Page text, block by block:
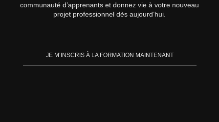
communauté d’apprenants et donnez vie à votre nouveau
projet professionnel dès aujourd’hui.
JE M’INSCRIS À LA FORMATION MAINTENANT